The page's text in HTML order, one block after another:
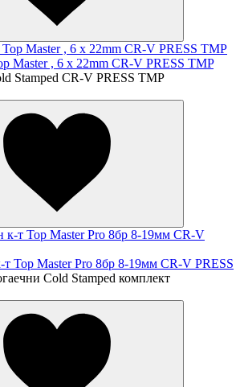
Master , 6 x 22mm CR-V PRESS TMP
Stamped CR-V PRESS TMP
т Top Master Pro 8бр 8-19мм CR-V PRESS
Cold Stamped комплект